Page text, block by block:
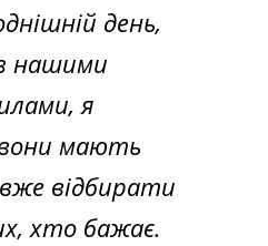
день,
нашими
я
мають
відбирати
хто бажає.